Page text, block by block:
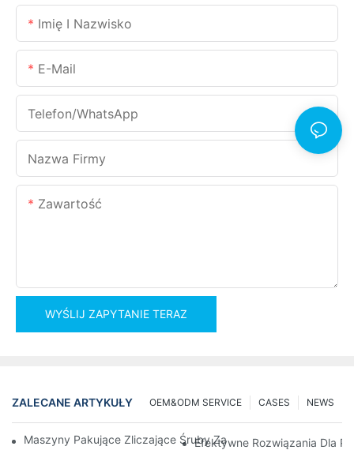
Imię I Nazwisko
E-Mail
Telefon/WhatsApp
Nazwa Firmy
Zawartość
WYŚLIJ ZAPYTANIE TERAZ
ZALECANE ARTYKUŁY NEWS
CASES
OEM&ODM SERVICE
Maszyny Pakujące Zliczające Śruby Zapewniające
Efektywne Rozwiązania Dla